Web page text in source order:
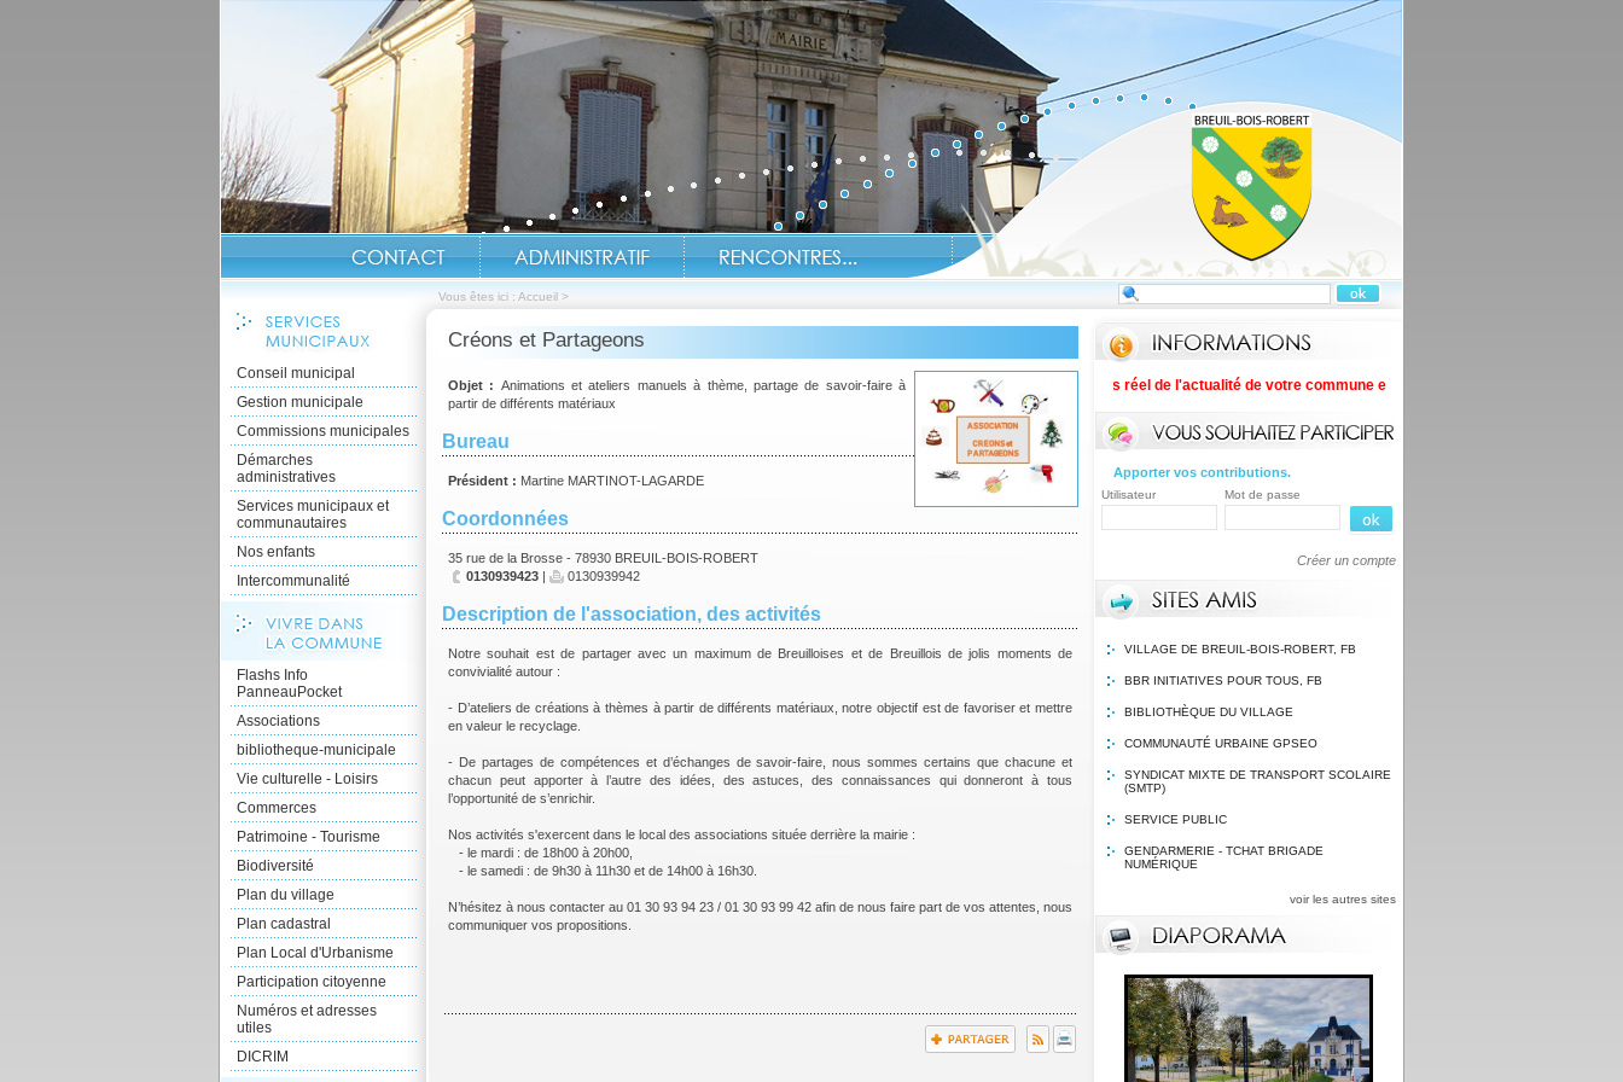
Vous êtes ici : Accueil >
Conseil municipal
Gestion municipale
Commissions municipales
Démarches
administratives
Services municipaux et
communautaires
Nos enfants
Intercommunalité
Flashs Info
PanneauPocket
Associations
bibliotheque-municipale
Vie culturelle - Loisirs
Commerces
Patrimoine - Tourisme
Biodiversité
Plan du village
Plan cadastral
Plan Local d'Urbanisme
Participation citoyenne
Numéros et adresses
utiles
DICRIM
Créons et Partageons
Objet : Animations et ateliers manuels à thème, partage de savoir-faire à
partir de différents matériaux
Bureau
Président : Martine MARTINOT-LAGARDE
Coordonnées
35 rue de la Brosse - 78930 BREUIL-BOIS-ROBERT
0130939423 | 0130939942
Description de l'association, des activités
Notre souhait est de partager avec un maximum de Breuilloises et de Breuillois de jolis moments de
convivialité autour :
- D’ateliers de créations à thèmes à partir de différents matériaux, notre objectif est de favoriser et mettre
en valeur le recyclage.
- De partages de compétences et d’échanges de savoir-faire, nous sommes certains que chacune et
chacun peut apporter à l’autre des idées, des astuces, des connaissances qui donneront à tous
l’opportunité de s’enrichir.
Nos activités s'exercent dans le local des associations située derrière la mairie :
- le mardi : de 18h00 à 20h00,
- le samedi : de 9h30 à 11h30 et de 14h00 à 16h30.
N’hésitez à nous contacter au 01 30 93 94 23 / 01 30 93 99 42 afin de nous faire part de vos attentes, nous
communiquer vos propositions.
Soyez informés en temps réel de l'actualité de votre commune en téléchargeant PanneauPocket sur
Apporter vos contributions.
Utilisateur Mot de passe
Créer un compte
VILLAGE DE BREUIL-BOIS-ROBERT, FB
BBR INITIATIVES POUR TOUS, FB
BIBLIOTHÈQUE DU VILLAGE
COMMUNAUTÉ URBAINE GPSEO
SYNDICAT MIXTE DE TRANSPORT SCOLAIRE
(SMTP)
SERVICE PUBLIC
GENDARMERIE - TCHAT BRIGADE
NUMÉRIQUE
voir les autres sites